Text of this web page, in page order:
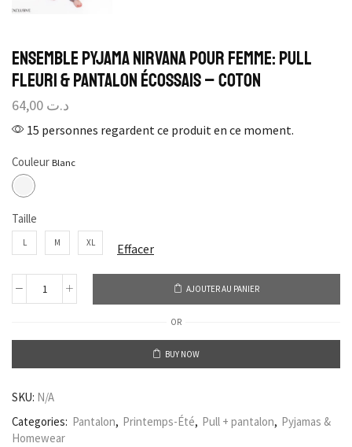
Ensemble Pyjama Nirvana pour Femme: Pull
Fleuri & Pantalon Écossais – Coton
د.ت
15 personnes regardent ce produit en ce moment.
Couleur
Taille
L M XL Effacer
AJOUTER AU PANIER
OR
BUY NOW
SKU: N/A
Categories: Pantalon, Printemps-Été, Pull + pantalon, Pyjamas &
Homewear